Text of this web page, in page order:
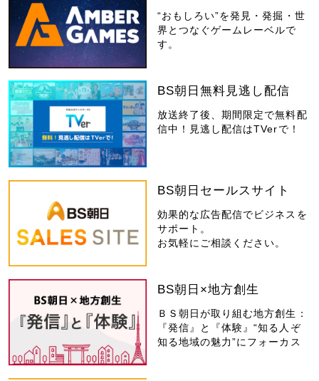
“おもしろい”を発見・発掘・世
界とつなぐゲームレーベルで
す。
BS朝日無料見逃し配信
放送終了後、期間限定で無料配
信中！見逃し配信はTVerで！
BS朝日セールスサイト
効果的な広告配信でビジネスを
サポート。
お気軽にご相談ください。
BS朝日×地方創生
ＢＳ朝日が取り組む地方創生：
『発信』と『体験』“知る人ぞ
知る地域の魅力”にフォーカス